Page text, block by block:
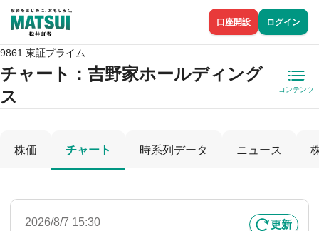
口座開設 ログイン
9861 東証プライム
チャート： 吉野家ホールディング
ス
コンテンツ
株価 チャート 時系列データ ニュース
2026/8/7 15:30 更新